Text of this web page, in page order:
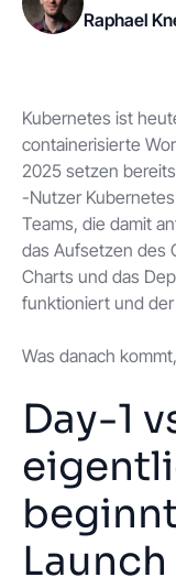
Status
Raphael
Kubernetes ist
containerisierte
2025 setzen
-Nutzer
Teams, die damit
das Aufsetzen des
Charts und das
funktioniert und
Was danach
Day-1
Launch